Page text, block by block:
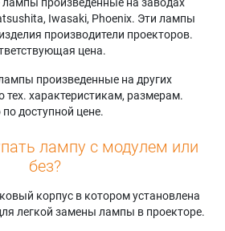
Iwasaki, Phoenix. Эти лампы
производители проекторов.
цена.
произведенные на других
тех. характеристикам, размерам.
доступной цене.
лампу с модулем или
без?
корпус в котором установлена
легкой замены лампы в проекторе.